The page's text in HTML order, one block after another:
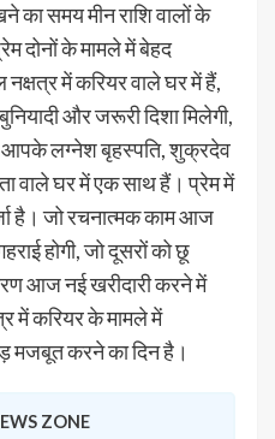
का समय मीन राशि वालों के
दोनों के मामले में बेहद
में करियर वाले घर में हैं,
और जरूरी दिशा मिलेगी,
लग्नेश बृहस्पति, शुक्रदेव
वाले घर में एक साथ हैं। प्रेम में
है। जो रचनात्मक काम आज
होगी, जो दूसरों को छू
आज नई खरीदारी करने में
में करियर के मामले में
करने का दिन है।​
ZONE